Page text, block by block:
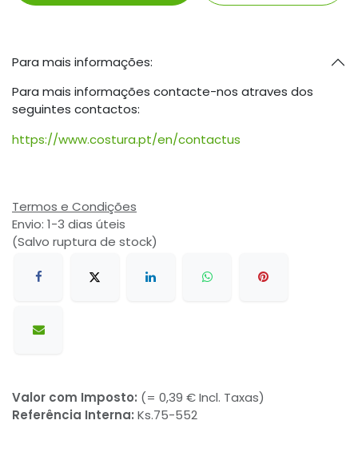
Para mais informações:
Para mais informações contacte-nos atraves dos
seguintes contactos:
https://www.costura.pt/en/contactus
Termos e Condições
Envio: 1-3 dias úteis
(Salvo ruptura de stock)
Valor com Imposto: (= 0,39 € Incl. Taxas)
Referência Interna: Ks.75-552